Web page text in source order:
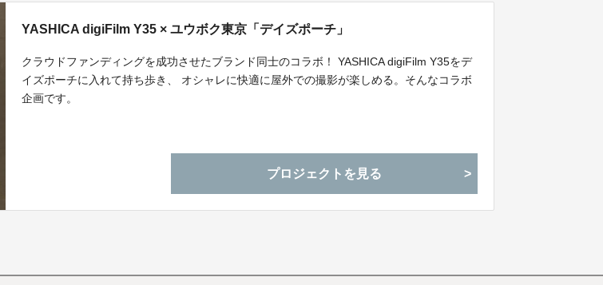
YASHICA digiFilm Y35 × ユウボク東京「デイズポーチ」
クラウドファンディングを成功させたブランド同士のコラボ！ YASHICA digiFilm Y35をデ
イズポーチに入れて持ち歩き、 オシャレに快適に屋外での撮影が楽しめる。そんなコラボ
企画です。
プロジェクトを見る